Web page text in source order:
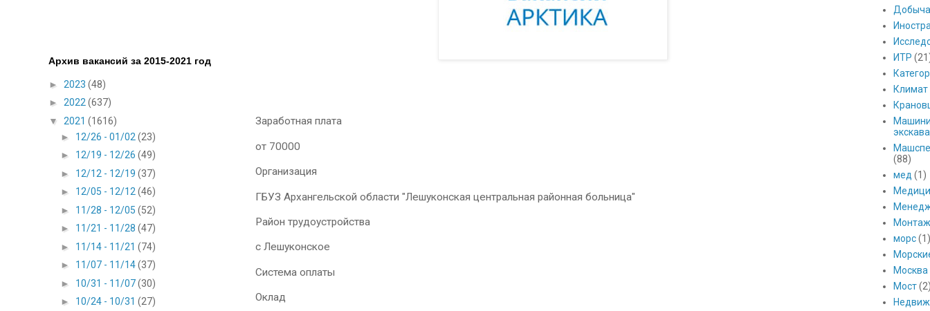
Заработная плата
от 70000
Организация
ГБУЗ Архангельской области "Лешуконская центральная районная больница"
Район трудоустройства
с Лешуконское
Система оплаты
Оклад
Архив вакансий за 2015-2021 год
► 2023 (48)
► 2022 (637)
▼ 2021 (1616)
► 12/26 - 01/02 (23)
► 12/19 - 12/26 (49)
► 12/12 - 12/19 (37)
► 12/05 - 12/12 (46)
► 11/28 - 12/05 (52)
► 11/21 - 11/28 (47)
► 11/14 - 11/21 (74)
► 11/07 - 11/14(37)
► 10/31 - 11/07(30)
► 10/24 - 10/31 (27)
Добыча
ИТР
Климат
(88)
мед (1)
морс (1)
Москва
Мост